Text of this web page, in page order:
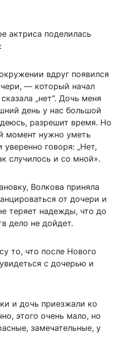
актриса поделилась
вдруг появился
— который начал
„нет“. Дочь меня
день у нас большой
разрешит время. Но
момент нужно уметь
уверенно говоря: „Нет,
случилось и со мной».
Волкова приняла
от дочери и
теряет надежды, что до
дело не дойдет.
то, что после Нового
с дочерью и
и дочь приезжали ко
этого очень мало, но
замечательные, у